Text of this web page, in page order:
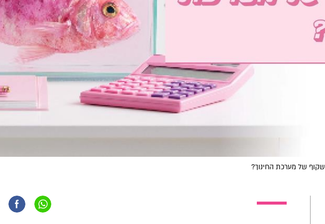
של מערכת החינוך?